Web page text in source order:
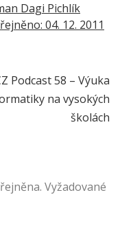
Dagi Pichlík
04. 12. 2011
Podcast 58 – Výuka
na vysokých
školách
Vyžadované